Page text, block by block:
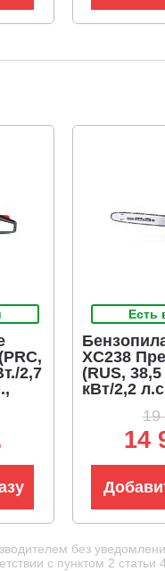
2,7
Есть
XC238
(RUS,
кВт/2,2
Comfort
4,65 кг.)
19
14
без
с пунктом 2 статьи